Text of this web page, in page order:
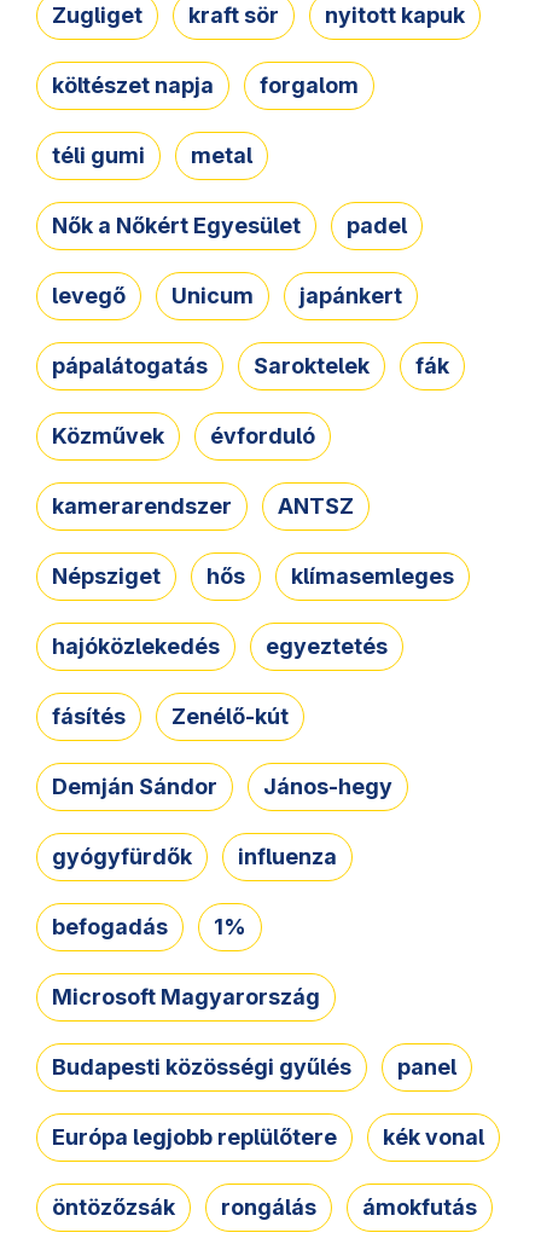
Zugliget kraft sör nyitott kapuk
költészet napja forgalom
téli gumi metal
Nők a Nőkért Egyesület padel
levegő Unicum japánkert
pápalátogatás Saroktelek fák
Közművek évforduló
kamerarendszer ANTSZ
Népsziget hős klímasemleges
hajóközlekedés egyeztetés
fásítés Zenélő-kút
Demján Sándor János-hegy
gyógyfürdők influenza
befogadás 1%
Microsoft Magyarország
Budapesti közösségi gyűlés panel
Európa legjobb replülőtere kék vonal
öntözőzsák rongálás ámokfutás